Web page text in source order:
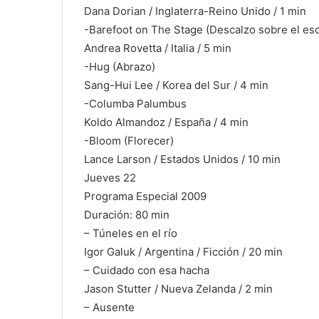
Dana Dorian / Inglaterra-Reino Unido / 1 min
-Barefoot on The Stage (Descalzo sobre el
Andrea Rovetta / Italia / 5 min
-Hug (Abrazo)
Sang-Hui Lee / Korea del Sur / 4 min
-Columba Palumbus
Koldo Almandoz / España / 4 min
-Bloom (Florecer)
Lance Larson / Estados Unidos / 10 min
Jueves 22
Programa Especial 2009
Duración: 80 min
– Túneles en el río
Igor Galuk / Argentina / Ficción / 20 min
– Cuidado con esa hacha
Jason Stutter / Nueva Zelanda / 2 min
– Ausente